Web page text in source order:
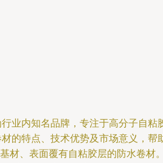
业内知名品牌，专注于高分子自粘
的特点、技术优势及市场意义，帮
材、表面覆有自粘胶层的防水卷材